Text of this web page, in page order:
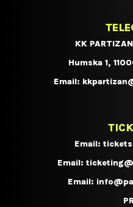
KK
Humska 1,
Email:
Email:
Email:
Email: